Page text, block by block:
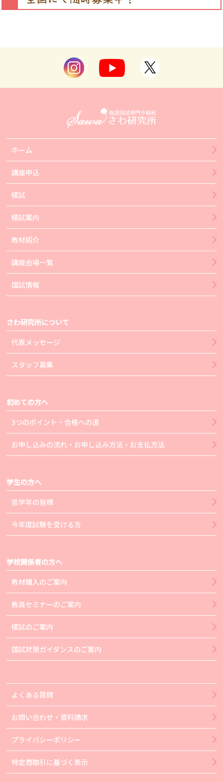
ホーム
講座申込
模試
模試案内
教材紹介
講座会場一覧
国試情報
さわ研究所について
代表メッセージ
スタッフ募集
初めての方へ
3つのポイント・合格への道
お申し込みの流れ・お申し込み方法・お支払方法
学生の方へ
低学年の皆様
今年度試験を受ける方
学校関係者の方へ
教材購入のご案内
教員セミナーのご案内
模試のご案内
国試対策ガイダンスのご案内
よくある質問
お問い合わせ・資料請求
プライバシーポリシー
特定商取引に基づく表示